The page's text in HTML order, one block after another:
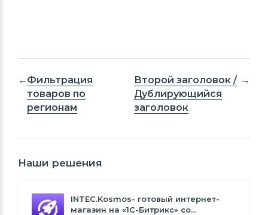
Фильтрация
товаров по
регионам
Второй заголовок /
Дублирующийся
заголовок
Наши решения
INTEC.Kosmos- готовый интернет-
магазин на «1С-Битрикс» со